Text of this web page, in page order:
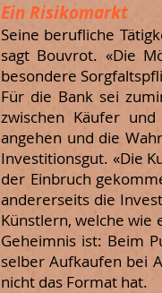
Ein Risikomarkt
Seine berufliche
sagt Bouvrot. «Die
besondere
Für die Bank sei
zwischen Käufer
angehen und die
Investitionsgut. «Die
der Einbruch
andererseits die
Künstlern, welche wie
Geheimnis ist: Beim
selber Aufkaufen bei
nicht das Format hat.